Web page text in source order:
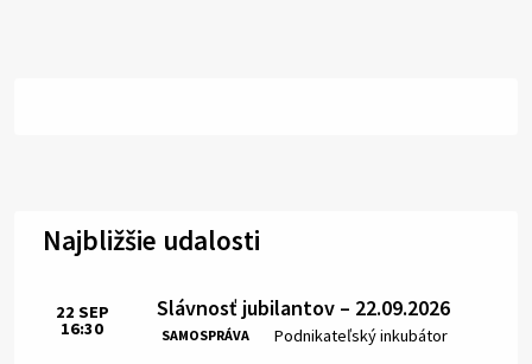
Najbližšie udalosti
Slávnosť jubilantov – 22.09.2026
SAMOSPRÁVA Miesto:
Podnikateľský inkubátor
Čas:
22 SEP
16:30